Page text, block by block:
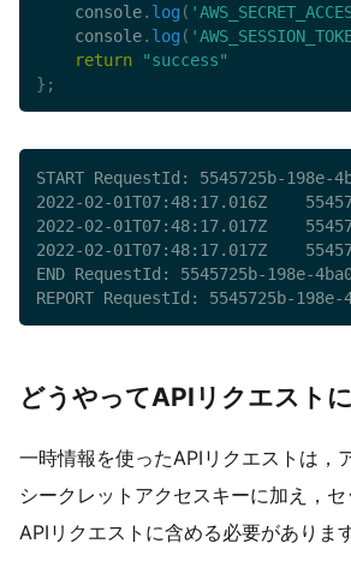
    console
. log (
    console
. log (
return
"success"
} ;
START RequestId: 5545725b-198e-
2022-02-01T07:48:17.016Z	5545725b-198e-4ba0-bb6c-c672bfd96650	INFO	AWS_ACCESS_KEY_ID =  <session_access_key_id>
2022-02-01T07:48:17.017Z	5545725b-198e-4ba0-bb6c-c672bfd96650	INFO	AWS_SECRET_ACCESS_KEY =  <session_secret_access_key>
2022-02-01T07:48:17.017Z	5545725b-198e-4ba0-bb6c-c672bfd96650	INFO	AWS_SESSION_TOKEN =  <session_token>
END RequestId: 5545725b-198e-
どうやってAPIリクエスト
一時情報を使ったAPIリクエストは，
シークレットアクセスキーに加え，
APIリクエストに含める必要がありま